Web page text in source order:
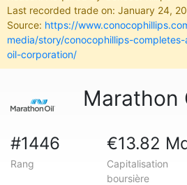
Last recorded trade on: January 24,
Source: https://
media/story/conocophillips-
oil-corporation/
Marathon
#1446
Rang
€13.82
Capitalisation
boursière